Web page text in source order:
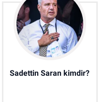
Sadettin Saran kimdir?